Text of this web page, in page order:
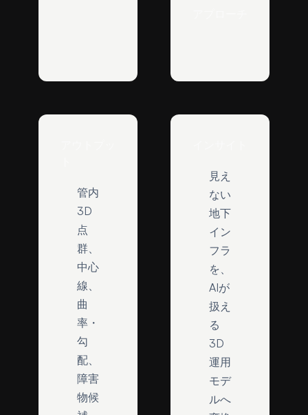
管内
3D
点
群、
中心
線、
曲
率・
勾
配、
障害
物候
見え
ない
地下
イン
フラ
を、
AIが
扱え
る
3D
運用
モデ
ルへ